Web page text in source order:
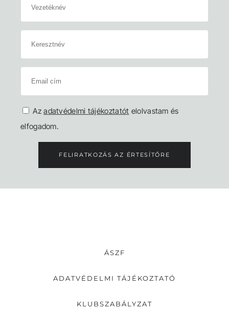
Azadatvédelmi tájékoztatót elolvastam és
elfogadom.
FELIRATKOZÁS AZ ÉRTESÍTŐRE
ÁSZF
ADATVÉDELMI TÁJÉKOZTATÓ
KLUBSZABÁLYZAT